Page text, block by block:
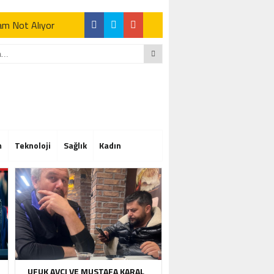
Not Alıyor
Not Alıyor
Teknoloji Sağlık Kadın
UFUK AVCI VE MUSTAFA KARAL